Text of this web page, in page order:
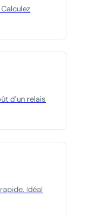
d’un relais
Idéal